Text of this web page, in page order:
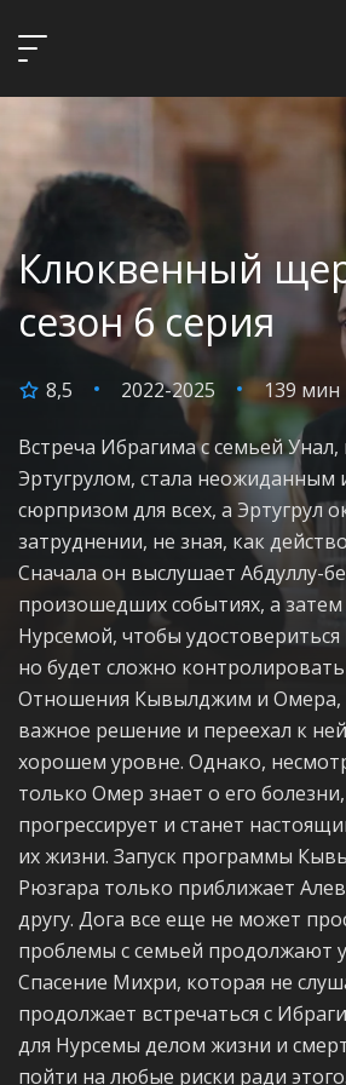
Клюквенный
сезон 6 серия
8,5 2022-2025 139 мин
Встреча Ибрагима с семьей
Эртугрулом, стала неожиданным
сюрпризом для всех, а Эртугрул
затруднении, не зная, как
Сначала он выслушает Абдуллу-
произошедших событиях, а
Нурсемой, чтобы
но будет сложно
Отношения Кывылджим и Омера,
важное решение и переехал к
хорошем уровне. Однако,
только Омер знает о его
прогрессирует и станет
их жизни. Запуск программы
Рюзгара только приближает
другу. Дога все еще не может
проблемы с семьей продолжают
Спасение Михри, которая не
продолжает встречаться с
для Нурсемы делом жизни и
пойти на любые риски ради этого.